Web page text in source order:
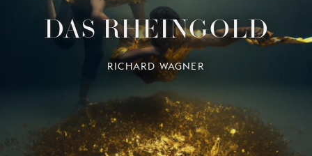
TICKETS &
ABONNEMENTEN
UW
BEZOEK
JONG
PUBLIEK
DAS RHEINGOLD
RICHARD WAGNER